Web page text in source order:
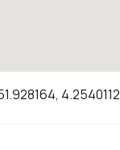
4.2540112